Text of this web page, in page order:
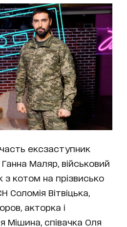
ексзаступник
Маляр, військовий
котом на прізвисько
Вітвіцька,
акторка і
Мішина, співачка Оля